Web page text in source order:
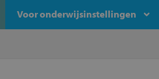
Voor onderwijsinstellingen